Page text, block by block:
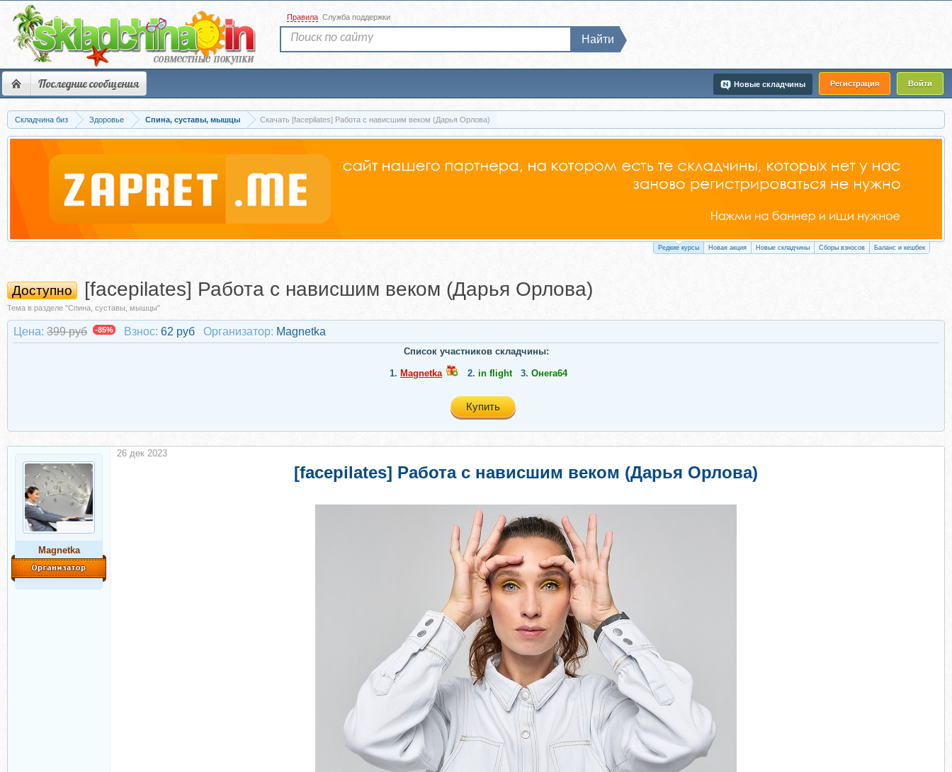
Последние сообщения Регистрация Войти
Новые складчины
Правила Служба поддержки
Найти
Складчина биз Здоровье Спина, суставы, мышцы Скачать [facepilates] Работа с нависшим веком (Дарья Орлова)
Редкие курсы Новая акция Новые складчины Сборы взносов Баланс и кешбек
Доступно [facepilates] Работа с нависшим веком (Дарья Орлова)
Тема в разделе "Спина, суставы, мышцы"
Цена: 399 руб -85% Взнос: 62 руб Организатор: Magnetka
Список участников складчины:
1. Magnetka 2. in flight 3. Онега64
Купить
Magnetka
[facepilates] Работа с нависшим веком (Дарья Орлова)
26 дек 2023